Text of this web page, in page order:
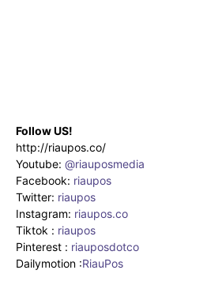
Follow US!
http://riaupos.co/
Youtube: @riauposmedia
Facebook: riaupos
Twitter: riaupos
Instagram: riaupos.co
Tiktok : riaupos
Pinterest : riauposdotco
Dailymotion :RiauPos